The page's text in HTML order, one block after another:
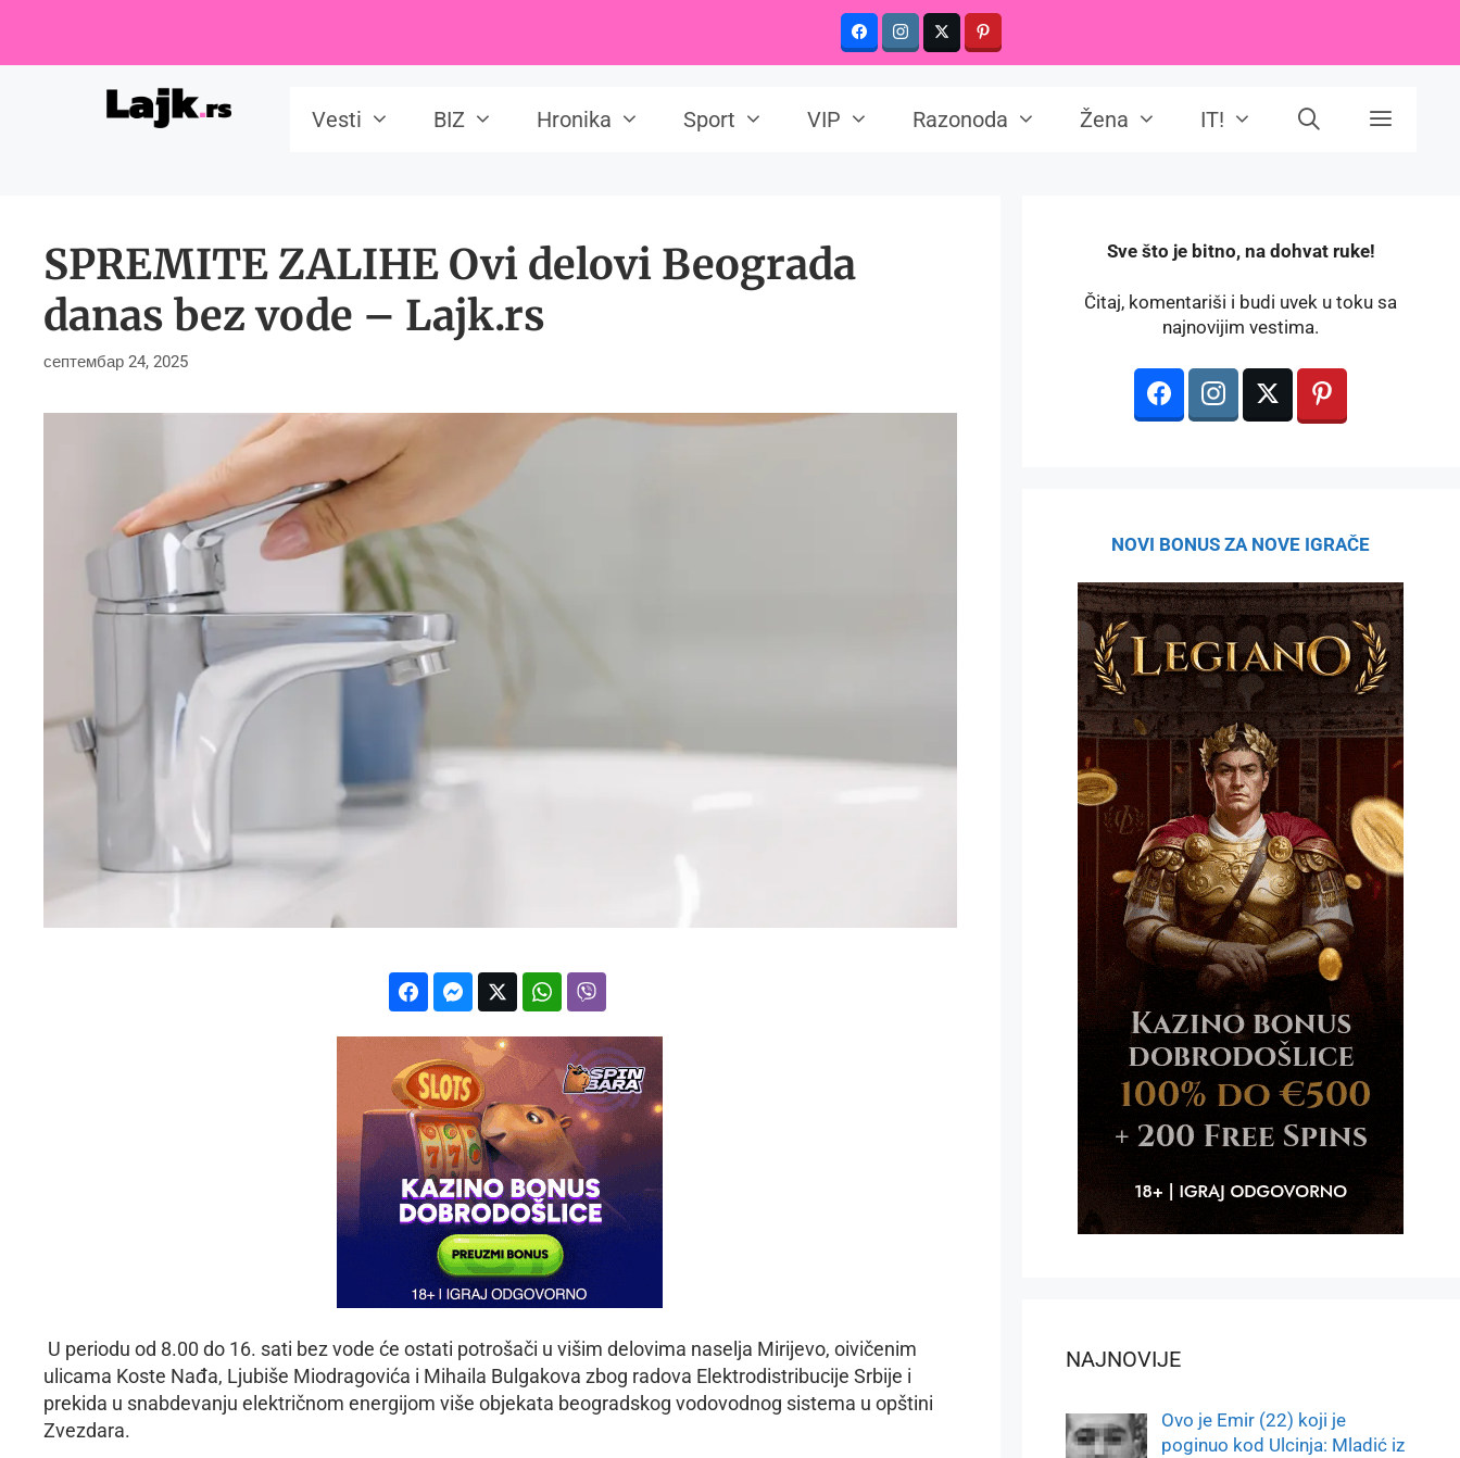
content
Vesti BIZ Hronika Sport VIP Razonoda Žena IT!
SPREMITE ZALIHE Ovi delovi Beograda
danas bez vode – Lajk.rs
септембар 24, 2025
U periodu od 8.00 do 16. sati bez vode će ostati potrošači u višim delovima naselja Mirijevo, oivičenim
ulicama Koste Nađa, Ljubiše Miodragovića i Mihaila Bulgakova zbog radova Elektrodistribucije Srbije i
prekida u snabdevanju električnom energijom više objekata beogradskog vodovodnog sistema u opštini
Zvezdara.
️Sve što je bitno, na dohvat ruke!
Čitaj, komentariši i budi uvek u toku sa
najnovijim vestima.
NOVI BONUS ZA NOVE IGRAČE
NAJNOVIJE
Ovo je Emir (22) koji je
poginuo kod Ulcinja: Mladić iz